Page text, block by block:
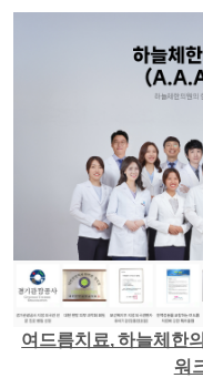
여드름치료, 하늘체한
워